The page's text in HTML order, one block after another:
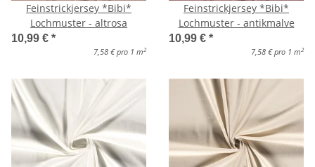
Feinstrickjersey *Bibi*
Lochmuster - altrosa
10,99 € *
7,58 € pro 1 m 2
Feinstrickjersey *Bibi*
Lochmuster - antikmalve
10,99 € *
7,58 € pro 1 m 2